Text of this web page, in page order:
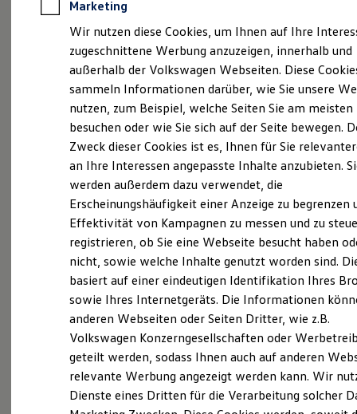
Anpfiff zum Gewinn
Elektroautos
ID. Tutorials
Elektrofahrzeugkonzepte
Reichweite
Reichweite der ID. Modelle
Reichweite im Winter
Laden
Laden unterwegs
Laden Zuhause
Ladezeitensimulator
Batterie
Sicherheit
Garantie und Lebensdauer
Nachhaltigkeit
Technologie
Kosten und Kauf
Verbrauchskosten
Kaufoptionen
E-Auto-Förderung
Software und Konnektivität
Die ID. Software 6
ID. Software Versionen und Updates
Digitale Extras
Schnittstellen zu Ihrem ID.
(Impressum & Rechtliches)
Unsere aktuellen
Stellenangebote
Was erwartet Sie:
Leistungsbezogene, übertarifliche
Vergütung.
Einen sicheren, modernen Arbeitsplatz in
einem familiengeführten Unternehmen.
Ein interessantes und abwechslungsreiches
Marketing
Wir nutzen diese Cookies, um Ihnen auf Ihre
zugeschnittene Werbung anzuzeigen, innerhalb und
außerhalb der Volkswagen Webseiten. Diese
sammeln Informationen darüber, wie Sie unsere
nutzen, zum Beispiel, welche Seiten Sie am meisten
besuchen oder wie Sie sich auf der Seite bewegen.
Zweck dieser Cookies ist es, Ihnen für Sie
an Ihre Interessen angepasste Inhalte anzubieten.
werden außerdem dazu verwendet, die
Erscheinungshäufigkeit einer Anzeige zu begrenzen
Effektivität von Kampagnen zu messen und zu
registrieren, ob Sie eine Webseite besucht haben
nicht, sowie welche Inhalte genutzt worden sind.
basiert auf einer eindeutigen Identifikation Ihres
sowie Ihres Internetgeräts. Die Informationen
anderen Webseiten oder Seiten Dritter, wie z.B.
Volkswagen Konzerngesellschaften oder
geteilt werden, sodass Ihnen auch auf anderen
relevante Werbung angezeigt werden kann. Wir
Dienste eines Dritten für die Verarbeitung solcher